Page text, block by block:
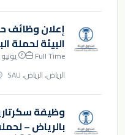
إعلان
البيئة لحملة
Full Time
يونيو 16, 2025
الرياض, الرياض, SAU
وظيفة
بالرياض –